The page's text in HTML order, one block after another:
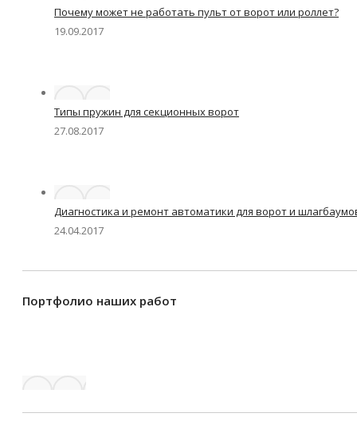
Почему может не работать пульт от ворот или роллет?
19.09.2017
Типы пружин для секционных ворот
27.08.2017
Диагностика и ремонт автоматики для ворот и
24.04.2017
Портфолио наших работ